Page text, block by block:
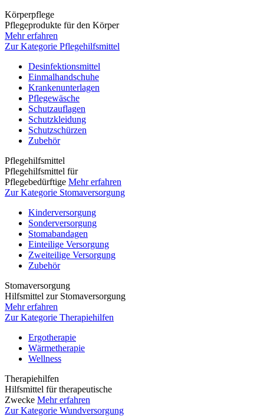
Körperpflege
Pflegeprodukte für den Körper
Mehr erfahren
Zur Kategorie Pflegehilfsmittel
Desinfektionsmittel
Einmalhandschuhe
Krankenunterlagen
Pflegewäsche
Schutzauflagen
Schutzkleidung
Schutzschürzen
Zubehör
Pflegehilfsmittel
Pflegehilfsmittel für
Pflegebedürftige Mehr erfahren
Zur Kategorie Stomaversorgung
Kinderversorgung
Sonderversorgung
Stomabandagen
Einteilige Versorgung
Zweiteilige Versorgung
Zubehör
Stomaversorgung
Hilfsmittel zur Stomaversorgung
Mehr erfahren
Zur Kategorie Therapiehilfen
Ergotherapie
Wärmetherapie
Wellness
Therapiehilfen
Hilfsmittel für therapeutische
Zwecke Mehr erfahren
Zur Kategorie Wundversorgung